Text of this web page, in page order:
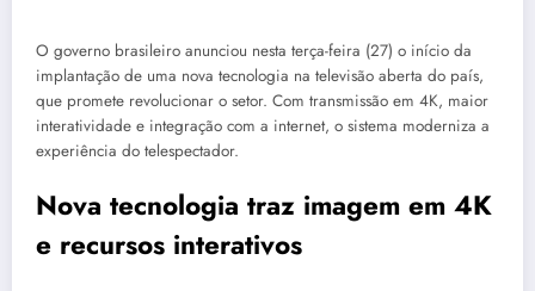
O governo brasileiro anunciou nesta terça-feira (27) o início da
implantação de uma nova tecnologia na televisão aberta do país,
que promete revolucionar o setor. Com transmissão em 4K, maior
interatividade e integração com a internet, o sistema moderniza a
experiência do telespectador.
Nova tecnologia traz imagem em 4K
e recursos interativos